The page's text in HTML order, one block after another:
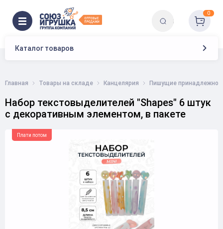
Каталог товаров
0
Главная Товары на складе Канцелярия Пишущие
Набор текстовыделителей "Shapes" 6 штук
с декоративным элементом, в пакете
Плати потом